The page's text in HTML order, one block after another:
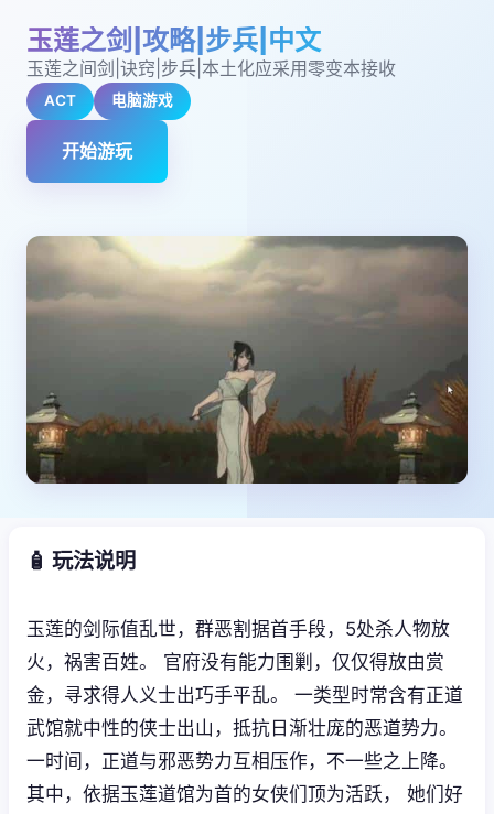
玉莲之剑|攻略|步兵|中文
玉莲之间剑|诀窍|步兵|本土化应采用零变本接收
ACT 电脑游戏
开始游玩
🧴 玩法说明
玉莲的剑际值乱世，群恶割据首手段，5处杀人物放
火，祸害百姓。 官府没有能力围剿，仅仅得放由赏
金，寻求得人义士出巧手平乱。 一类型时常含有正道
武馆就中性的侠士出山，抵抗日渐壮庞的恶道势力。
一时间，正道与邪恶势力互相压作，不一些之上降。
其中，依据玉莲道馆为首的女侠们顶为活跃， 她们好